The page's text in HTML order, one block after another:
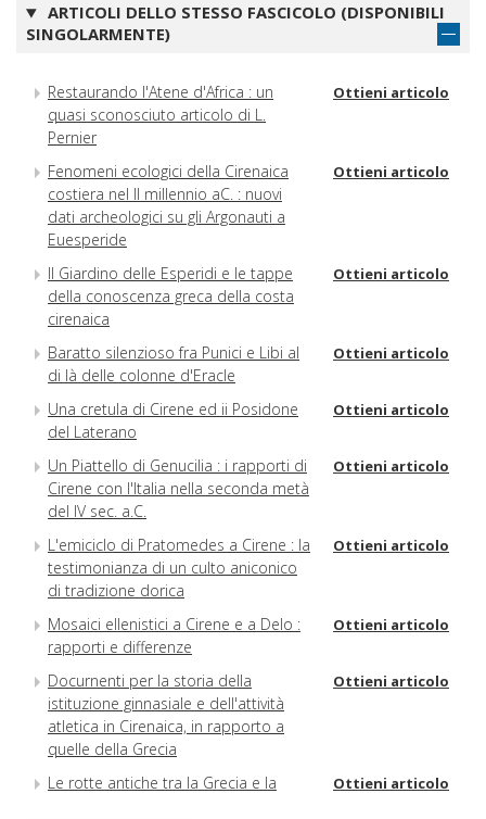
ARTICOLI DELLO STESSO FASCICOLO (DISPONIBILI
SINGOLARMENTE)
Restaurando l'Atene d'Africa : un
quasi sconosciuto articolo di L.
Pernier
Ottieni articolo
Fenomeni ecologici della Cirenaica
costiera nel II millennio aC. : nuovi
dati archeologici su gli Argonauti a
Euesperide
Ottieni articolo
Il Giardino delle Esperidi e le tappe
della conoscenza greca della costa
cirenaica
Ottieni articolo
Baratto silenzioso fra Punici e Libi al
di là delle colonne d'Eracle
Ottieni articolo
Una cretula di Cirene ed ii Posidone
del Laterano
Ottieni articolo
Un Piattello di Genucilia : i rapporti di
Cirene con l'Italia nella seconda metà
del IV sec. a.C.
Ottieni articolo
L'emiciclo di Pratomedes a Cirene : la
testimonianza di un culto aniconico
di tradizione dorica
Ottieni articolo
Mosaici ellenistici a Cirene e a Delo :
rapporti e differenze
Ottieni articolo
Docurnenti per la storia della
istituzione ginnasiale e dell'attività
atletica in Cirenaica, in rapporto a
quelle della Grecia
Ottieni articolo
Le rotte antiche tra la Grecia e la
Ottieni articolo